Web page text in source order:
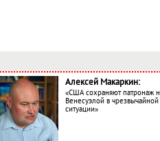
Алексей Макаркин:
«США сохраняют патронаж
Венесуэлой в чрезвычайной
ситуации»